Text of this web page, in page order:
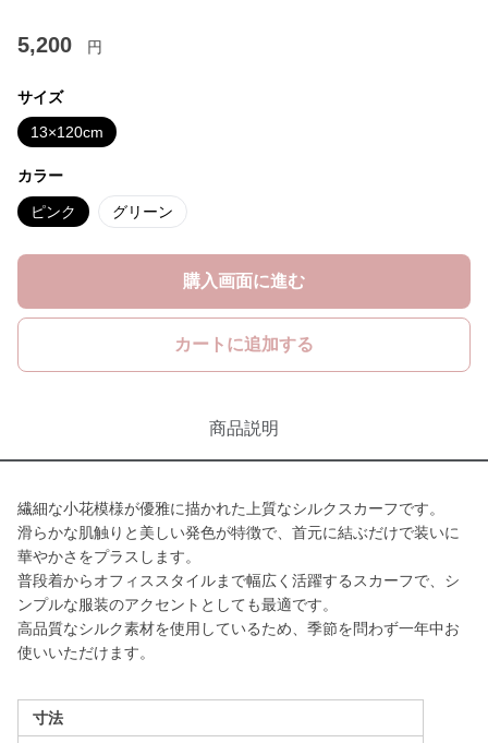
5,200 円
サイズ
13×120cm
カラー
ピンク グリーン
購入画面に進む
カートに追加する
商品説明
繊細な小花模様が優雅に描かれた上質なシルクスカーフです。
滑らかな肌触りと美しい発色が特徴で、首元に結ぶだけで装いに
華やかさをプラスします。
普段着からオフィススタイルまで幅広く活躍するスカーフで、シ
ンプルな服装のアクセントとしても最適です。
高品質なシルク素材を使用しているため、季節を問わず一年中お
使いいただけます。
寸法